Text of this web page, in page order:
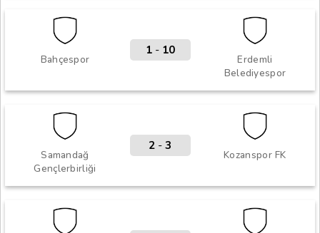
Bahçespor
Erdemli
Belediyespor
1- 10
Samandağ
Gençlerbirliği
Kozanspor FK
2 - 3